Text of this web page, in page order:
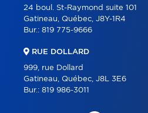
24 boul. St-Raymond suite 101
Gatineau, Québec, J8Y-1R4
Bur.: 819 775-9666
RUE DOLLARD
999, rue Dollard
Gatineau, Québec, J8L 3E6
Bur.: 819 986-3011